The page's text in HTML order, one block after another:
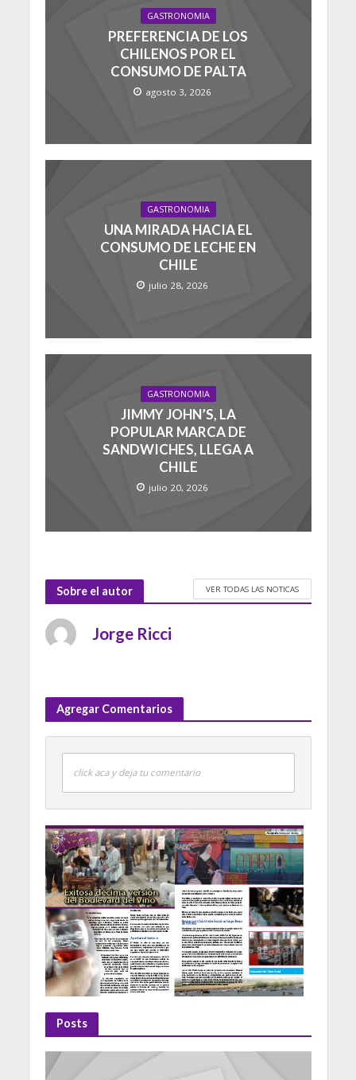
GASTRONOMIA
PREFERENCIA DE LOS
CHILENOS POR EL
CONSUMO DE PALTA
agosto 3, 2026
GASTRONOMIA
UNA MIRADA HACIA EL
CONSUMO DE LECHE EN
CHILE
julio 28, 2026
GASTRONOMIA
JIMMY JOHN’S, LA
POPULAR MARCA DE
SANDWICHES, LLEGA A
CHILE
julio 20, 2026
Sobre el autor VER TODAS LAS NOTICAS
Jorge Ricci
Agregar Comentarios
click aca y deja tu comentario
Posts